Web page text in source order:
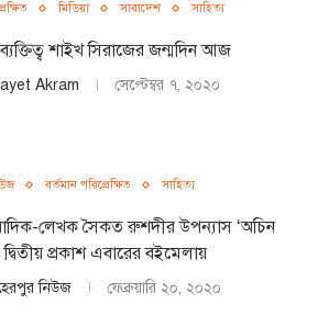
মিডিয়া সারাদেশ সাহিত্য
শাইখ সিরাজের জন্মদিন আজ
Akram সেপ্টেম্বর ৭, ২০২০
বর্তমান পরিপ্রেক্ষিত সাহিত্য
লেখক সৈকত রুশদীর উপন্যাস ‘অচিন
দ্বিতীয় প্রকাশ এবারের বইমেলায়
নিউজ ফেব্রুয়ারি ২০, ২০২০